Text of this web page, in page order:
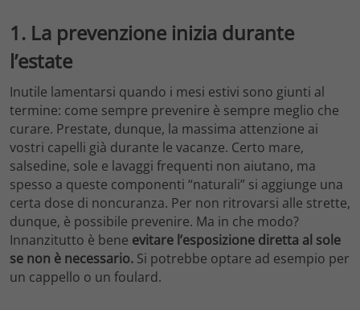
1. La prevenzione inizia durante
l’estate
Inutile lamentarsi quando i mesi estivi sono giunti al
termine: come sempre prevenire è sempre meglio che
curare. Prestate, dunque, la massima attenzione ai
vostri capelli già durante le vacanze. Certo mare,
salsedine, sole e lavaggi frequenti non aiutano, ma
spesso a queste componenti “naturali” si aggiunge una
certa dose di noncuranza. Per non ritrovarsi alle strette,
dunque, è possibile prevenire. Ma in che modo?
Innanzitutto è bene evitare l’esposizione diretta al sole
se non è necessario. Si potrebbe optare ad esempio per
un cappello o un foulard.